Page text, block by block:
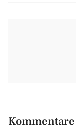
Kommentare